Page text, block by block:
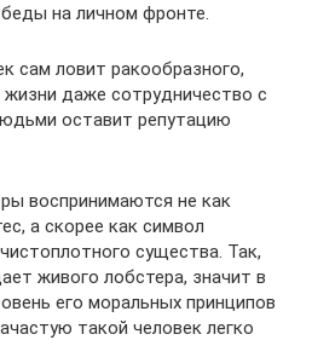
на личном фронте.
сам ловит ракообразного,
жизни даже сотрудничество с
оставит репутацию
воспринимаются не как
а скорее как символ
существа. Так,
живого лобстера, значит в
его моральных принципов
такой человек легко